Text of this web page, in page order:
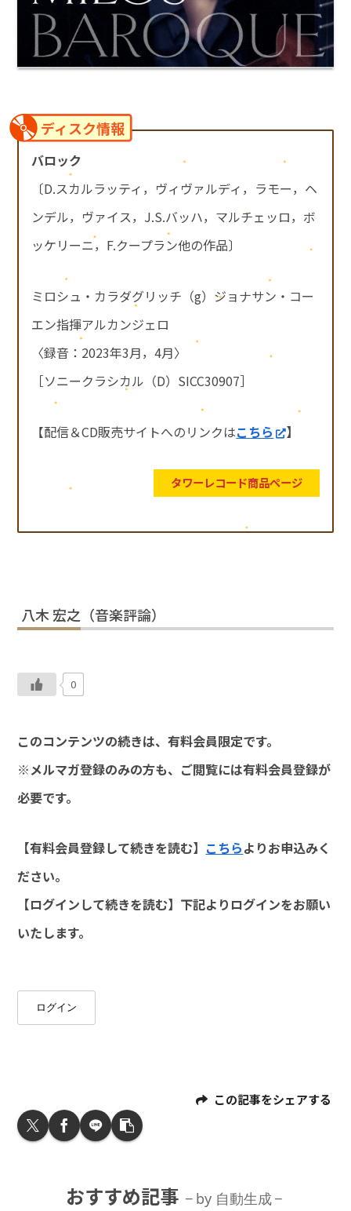
ディスク情報
バロック
〔D.スカルラッティ，ヴィヴァルディ，ラモー，ヘ
ンデル，ヴァイス，J.S.バッハ，マルチェッロ，ボ
ッケリーニ，F.クープラン他の作品〕
ミロシュ・カラダグリッチ（g）ジョナサン・コー
エン指揮アルカンジェロ
〈録音：2023年3月，4月〉
［ソニークラシカル（D）SICC30907］
【配信＆CD販売サイトへのリンクはこちら 】
タワーレコード商品ページ
八木 宏之（音楽評論）
0
このコンテンツの続きは、有料会員限定です。
※メルマガ登録のみの方も、ご閲覧には有料会員登録が
必要です。
【有料会員登録して続きを読む】 こちらよりお申込みく
ださい。
【ログインして続きを読む】下記よりログインをお願い
いたします。
ログイン
この記事をシェアする
おすすめ記事 by 自動生成